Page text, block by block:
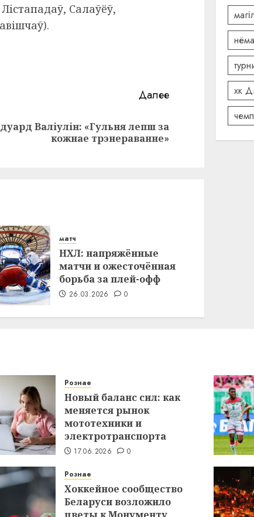
Салаўёў,
Далее
Валіулін: «Гульня лепш за
кожнае трэнераванне»
матч
НХЛ: напряжённые
матчи и ожесточённая
борьба за плей-офф
26.03.2026 0
хк
Рознае
Новый баланс сил: как
меняется рынок
мототехники и
электротранспорта
17.06.2026 0
Рознае
Хоккейное сообщество
Беларуси возложило